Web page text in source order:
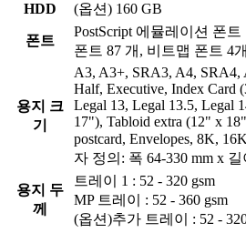
HDD (옵션) 160 GB
폰트
PostScript 에뮬레이션 폰
폰트 87 개, 비트맵 폰트 4개
용지 크
기
A3, A3+, SRA3, A4,
Half, Executive, Index Card
Legal 13, Legal 13.5, Legal
17"), Tabloid extra (12" x
postcard, Envelopes, 8K,
자 정의: 폭 64-330 mm x 길
용지 두
께
트레이 1 : 52 - 320 gsm
MP 트레이 : 52 - 360 gsm
(옵션)추가 트레이 : 52 -